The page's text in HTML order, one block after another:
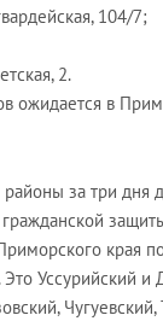
104/7;
2.
ожидается в
за три дня
края
Уссурийский и